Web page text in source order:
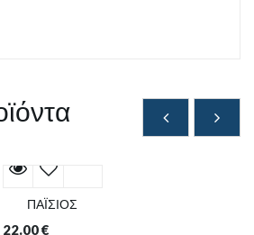
ΠΑΪΣΙΟΣ
22.00€